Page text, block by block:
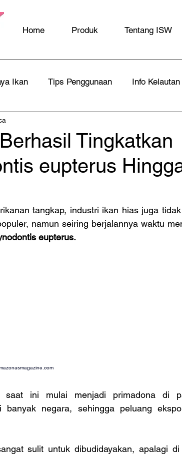
Home Produk Tentang ISW
Ikan Tips Penggunaan Info Kelautan
Tingkatkan
eupterus
tangkap, industri ikan hias juga
namun seiring berjalannya waktu
eupterus.
saat ini mulai menjadi primadona di
banyak negara, sehingga peluang
sulit untuk dibudidayakan, apalagi